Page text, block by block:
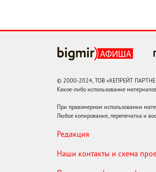
© 2000-2024, ТОВ «КЕПРЕЙТ
Какое-либо использование
При правомерном использовании
Любое копирование, перепечатка и
Редакция
Наши контакты и схема